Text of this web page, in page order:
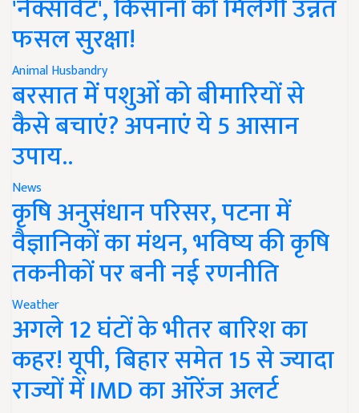
'नेक्सावेट', किसानों को मिलेगी उन्नत
फसल सुरक्षा!
Animal Husbandry
बरसात में पशुओं को बीमारियों से
कैसे बचाएं? अपनाएं ये 5 आसान
उपाय..
News
कृषि अनुसंधान परिसर, पटना में
वैज्ञानिकों का मंथन, भविष्य की कृषि
तकनीकों पर बनी नई रणनीति
Weather
अगले 12 घंटों के भीतर बारिश का
कहर! यूपी, बिहार समेत 15 से ज्यादा
राज्यों में IMD का ऑरेंज अलर्ट